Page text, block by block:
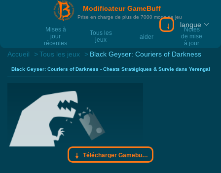
Modificateur GameBuff
Prise en charge de plus de 7000 mods de jeu
Mises à
jour
récentes
Tous les
jeux
aider
Notes
de mise
à jour
Télécharger
langue
Accueil Tous les jeux Black Geyser: Couriers of Darkness
Black Geyser: Couriers of Darkness - Cheats Stratégiques & Survie dans Yerengal
Télécharger Gamebuff trainer